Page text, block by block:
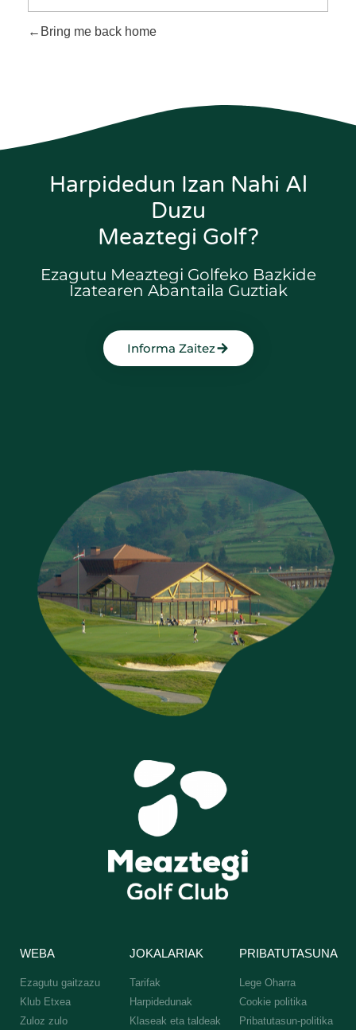
Bring me back home
Harpidedun Izan Nahi Al
Duzu
Meaztegi Golf?
Ezagutu Meaztegi Golfeko Bazkide
Izatearen Abantaila Guztiak
Informa Zaitez
WEBA
Ezagutu gaitzazu
Klub Etxea
Zuloz zulo
JOKALARIAK
Tarifak
Harpidedunak
Klaseak eta taldeak
PRIBATUTASUNA
Lege Oharra
Cookie politika
Pribatutasun-politika